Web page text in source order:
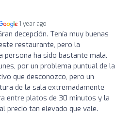
1 year ago
decepción. Tenía muy buenas
restaurante, pero la
persona ha sido bastante mala.
por un problema puntual de la
que desconozco, pero un
de la sala extremadamente
entre platos de 30 minutos y la
precio tan elevado que vale.